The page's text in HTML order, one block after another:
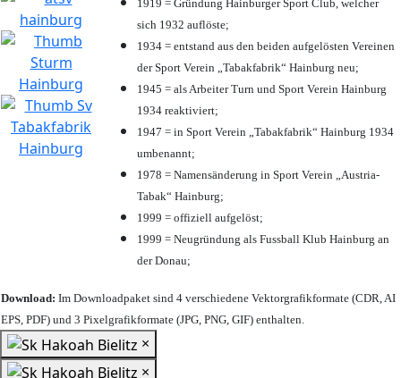
1919 = Gründung Hainburger Sport Club, welcher
sich 1932 auflöste;
1934 = entstand aus den beiden aufgelösten Vereinen
der Sport Verein „Tabakfabrik“ Hainburg neu;
1945 = als Arbeiter Turn und Sport Verein Hainburg
1934 reaktiviert;
1947 = in Sport Verein „Tabakfabrik“ Hainburg 1934
umbenannt;
1978 = Namensänderung in Sport Verein „Austria-
Tabak“ Hainburg;
1999 = offiziell aufgelöst;
1999 = Neugründung als Fussball Klub Hainburg an
der Donau;
Download: Im Downloadpaket sind 4 verschiedene Vektorgrafikformate (CDR, AI
EPS, PDF) und 3 Pixelgrafikformate (JPG, PNG, GIF) enthalten.
×
×